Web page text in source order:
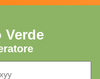
Verde